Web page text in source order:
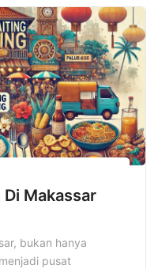
Banyak
belum banyak
[…]
Makassar
bukan hanya
pusat